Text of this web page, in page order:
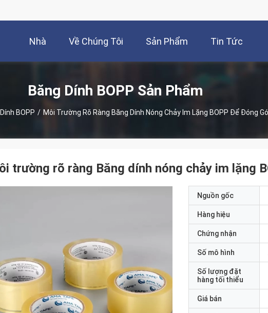
Nhà Về Chúng Tôi Sản Phẩm Tin Tức
Băng Dính BOPP Sản Phẩm
BOPP / Môi Trường Rõ Ràng Băng Dính Nóng Chảy Im Lặng BOPP Để Đóng
trường rõ ràng Băng dính nóng chảy im lặng
Nguồn gốc
Hàng hiệu
Chứng nhận
Số mô hình
Số lượng đặt
hàng tối thiểu
Giá bán